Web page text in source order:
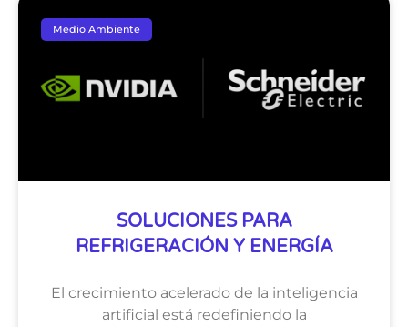
Medio Ambiente
SOLUCIONES PARA
REFRIGERACIÓN Y ENERGÍA
El crecimiento acelerado de la inteligencia
artificial está redefiniendo la